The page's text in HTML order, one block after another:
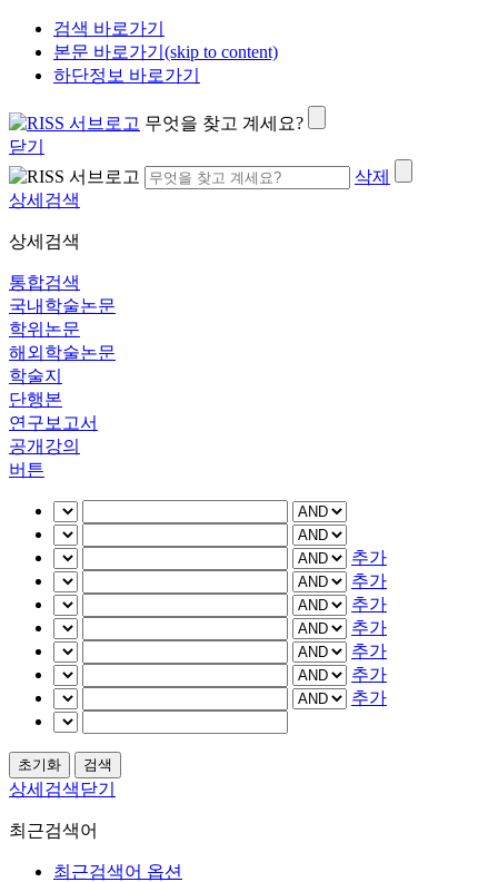
검색 바로가기
본문 바로가기(skip to content)
하단정보 바로가기
무엇을 찾고 계세요?
닫기
삭제
상세검색
상세검색
통합검색
국내학술논문
학위논문
해외학술논문
학술지
단행본
연구보고서
공개강의
버튼
추가
추가
추가
추가
추가
추가
추가
상세검색닫기
최근검색어
최근검색어 옵션